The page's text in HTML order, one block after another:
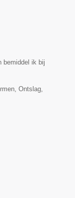
bemiddel ik bij
Ontslag,